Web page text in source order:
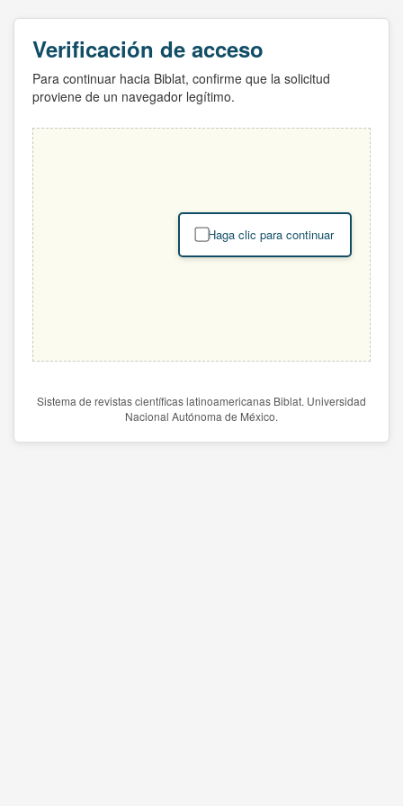
Verificación de acceso
Para continuar hacia Biblat, confirme que la solicitud
proviene de un navegador legítimo.
Haga clic para continuar
Sistema de revistas científicas latinoamericanas Biblat. Universidad
Nacional Autónoma de México.